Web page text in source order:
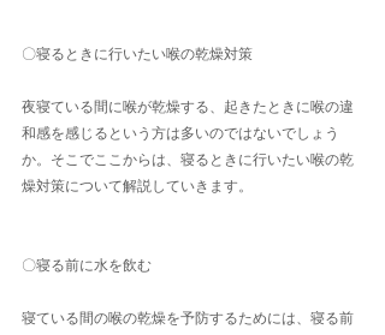
〇寝るときに行いたい喉の乾燥対策
夜寝ている間に喉が乾燥する、起きたときに喉の違
和感を感じるという方は多いのではないでしょう
か。そこでここからは、寝るときに行いたい喉の乾
燥対策について解説していきます。
〇寝る前に水を飲む
寝ている間の喉の乾燥を予防するためには、寝る前